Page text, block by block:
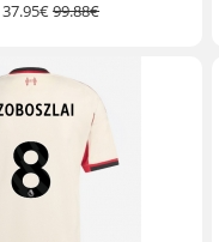
37.95€99.88€